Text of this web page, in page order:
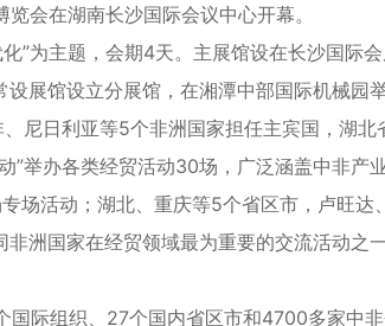
在湖南长沙国际会议中心开幕。
为主题，会期4天。主展馆设在长沙国际
展馆设立分展馆，在湘潭中部国际机械园
日利亚等5个非洲国家担任主宾国，湖北
办各类经贸活动30场，广泛涵盖中非产
场活动；湖北、重庆等5个省区市，卢旺达
国家在经贸领域最为重要的交流活动之
际组织、27个国内省区市和4700多家中非